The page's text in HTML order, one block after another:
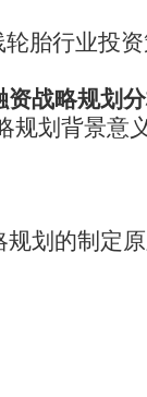
胎行业投
资战略规划
规划背景意
规划的制定